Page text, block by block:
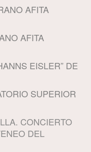
AFITA
AFITA
EISLER” DE
SUPERIOR
CONCIERTO
DEL